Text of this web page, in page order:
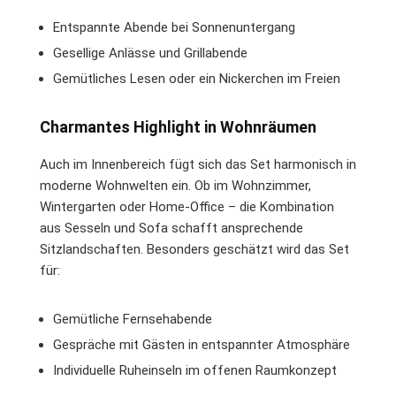
Entspannte Abende bei Sonnenuntergang
Gesellige Anlässe und Grillabende
Gemütliches Lesen oder ein Nickerchen im Freien
Charmantes Highlight in Wohnräumen
Auch im Innenbereich fügt sich das Set harmonisch in
moderne Wohnwelten ein. Ob im Wohnzimmer,
Wintergarten oder Home-Office – die Kombination
aus Sesseln und Sofa schafft ansprechende
Sitzlandschaften. Besonders geschätzt wird das Set
für:
Gemütliche Fernsehabende
Gespräche mit Gästen in entspannter Atmosphäre
Individuelle Ruheinseln im offenen Raumkonzept